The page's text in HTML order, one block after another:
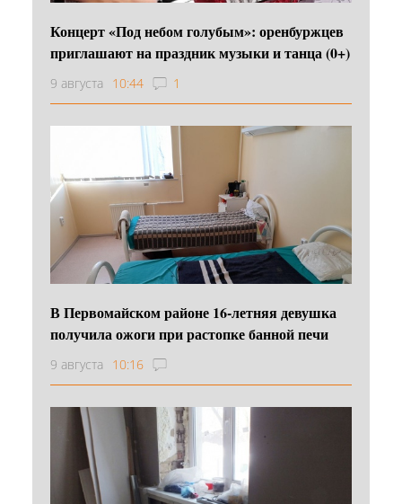
Концерт «Под небом голубым»: оренбуржцев
приглашают на праздник музыки и танца (0+)
9 августа 10:44 1
В Первомайском районе 16‑летняя девушка
получила ожоги при растопке банной печи
9 августа 10:16